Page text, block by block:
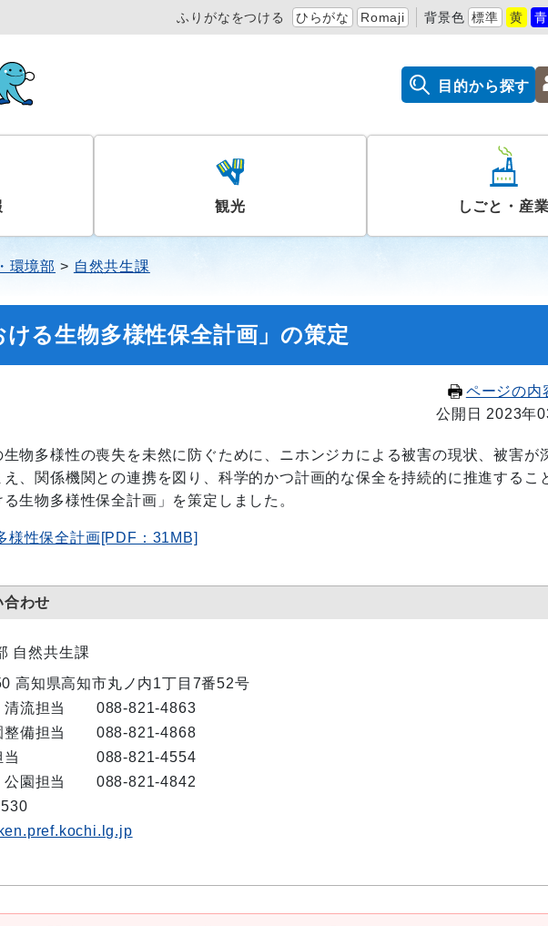
ふりがなをつける ひらがな Romaji 背景色 標準 黄 青
目的から探す
観光 しごと・産業
環境部 自然共生課
ける生物多様性保全計画」の策定
ページの内
公開日 2023年
物多様性の喪失を未然に防ぐために、ニホンジカによる被害の現状、被害が
、関係機関との連携を図り、科学的かつ計画的な保全を持続的に推進するこ
生物多様性保全計画」を策定しました。
様性保全計画[PDF：31MB]
合わせ
自然共生課
高知県高知市丸ノ内1丁目7番52号
清流担当 088-821-4863
整備担当 088-821-4868
担当 088-821-4554
公園担当 088-821-4842